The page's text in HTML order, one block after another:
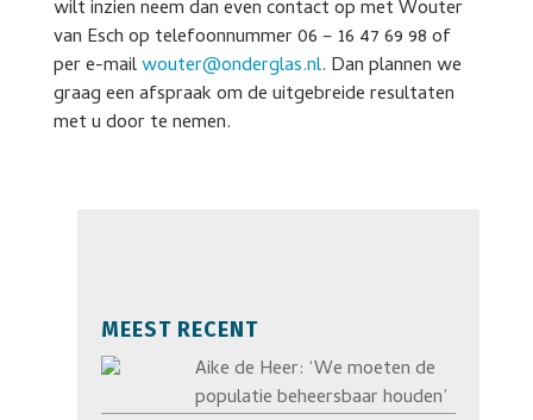
wilt inzien neem dan even contact op met Wouter
van Esch op telefoonnummer 06 – 16 47 69 98 of
per e-mailwouter@onderglas.nl. Dan plannen we
graag een afspraak om de uitgebreide resultaten
met u door te nemen.
MEEST RECENT
Aike de Heer: ‘We moeten de
populatie beheersbaar houden’